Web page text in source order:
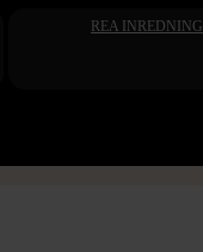
REA INREDNING